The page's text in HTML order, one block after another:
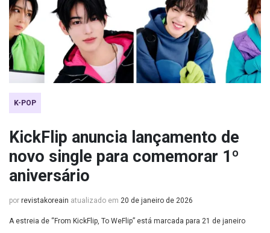
K-POP
KickFlip anuncia lançamento de
novo single para comemorar 1º
aniversário
por revistakoreain atualizado em 20 de janeiro de 2026
A estreia de “From KickFlip, To WeFlip” está marcada para 21 de janeiro